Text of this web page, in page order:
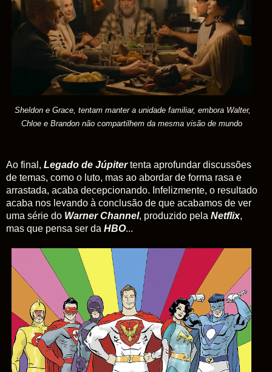
Sheldon e Grace, tentam manter a unidade familiar, embora Walter,
Chloe e Brandon não compartilhem da mesma visão de mundo
Ao final, Legado de Júpitertenta aprofundar discussões
de temas, como o luto, mas ao abordar de forma rasa e
arrastada, acaba decepcionando. Infelizmente, o resultado
acaba nos levando à conclusão de que acabamos de ver
uma série do Warner Channel, produzido pela Netflix,
mas que pensa ser da HBO...